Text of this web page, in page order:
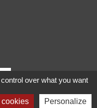
over what you want
Personalize